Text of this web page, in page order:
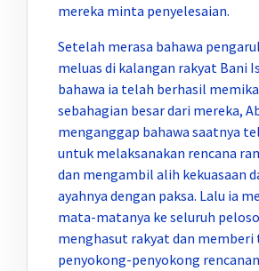
mereka minta penyelesaian.
Setelah merasa bahawa
meluas di kalangan rakyat Bani
bahawa ia telah berhasil
sebahagian besar dari mereka,
menganggap bahawa saatnya
untuk melaksanakan rencana
dan mengambil alih kekuasaan
ayahnya dengan paksa. Lalu ia
mata-matanya ke seluruh
menghasut rakyat dan memberi
penyokong-penyokong